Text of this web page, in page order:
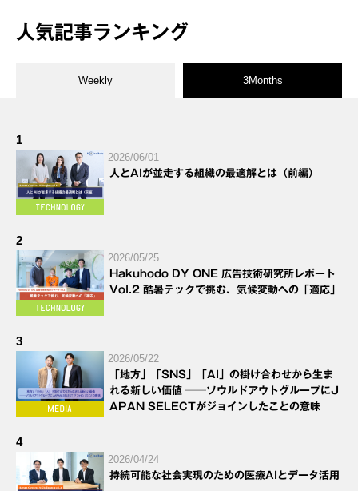
人気記事ランキング
Weekly 3Months
1
2026/06/01
人とAIが並走する組織の最適解とは（前編）
2
2026/05/25
Hakuhodo DY ONE 広告技術研究所レポート
Vol.2 酷暑テックで挑む、気候変動への「適応」
3
2026/05/22
「地方」「SNS」「AI」の掛け合わせから生ま
れる新しい価値 ──ソウルドアウトグループにJ
APAN SELECTがジョインしたことの意味
4
2026/04/24
持続可能な社会実現のための医療AIとデータ活用